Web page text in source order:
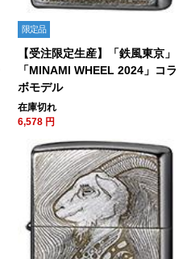
限定品
【受注限定生産】「鉄風東京」
「MINAMI WHEEL 2024」コラ
ボモデル
在庫切れ
6,578 円